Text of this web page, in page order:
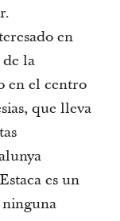
en
la
en el centro
que lleva
es un